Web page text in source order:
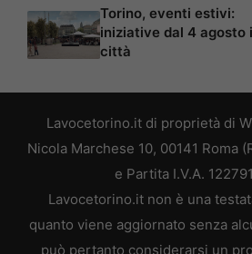
Torino, eventi estivi:
iniziative dal 4 agosto
città
Lavocetorino.it di proprietà di
Nicola Marchese 10, 00141 Roma
e Partita I.V.A.
Lavocetorino.it non è una
quanto viene aggiornato senza
può pertanto considerarsi un